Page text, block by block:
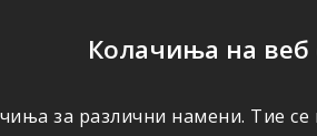
Колачиња на веб
за различни намени. Тие
ПОВОЛНОСТИ КОРИСНО